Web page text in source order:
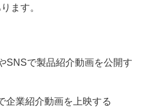
ます。
SNSで製品紹介動画を公開す
企業紹介動画を上映する